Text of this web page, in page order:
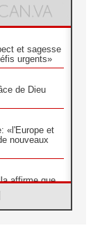
et sagesse
urgents»
de Dieu
«l'Europe et
nouveaux
affirme que